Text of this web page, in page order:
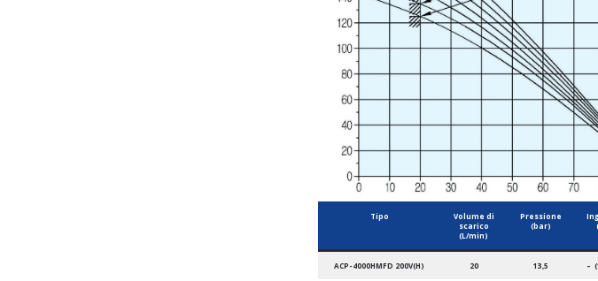
Tipo
Volume di
scarico
(L/min)
Pressione
(bar)
ACP-4000HMFD 200V(H) 20 13,5 –